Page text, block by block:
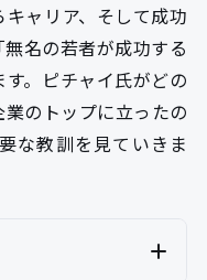
ャリア、そして成功
名の若者が成功する
。ピチャイ氏がどの
のトップに立ったの
な教訓を見ていきま